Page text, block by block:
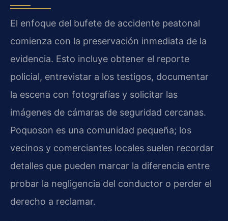
El enfoque del bufete de accidente peatonal
comienza con la preservación inmediata de la
evidencia. Esto incluye obtener el reporte
policial, entrevistar a los testigos, documentar
la escena con fotografías y solicitar las
imágenes de cámaras de seguridad cercanas.
Poquoson es una comunidad pequeña; los
vecinos y comerciantes locales suelen recordar
detalles que pueden marcar la diferencia entre
probar la negligencia del conductor o perder el
derecho a reclamar.